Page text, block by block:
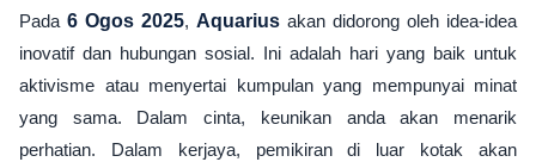
Pada 6 Ogos 2025, Aquarius akan didorong oleh idea-idea
inovatif dan hubungan sosial. Ini adalah hari yang baik untuk
aktivisme atau menyertai kumpulan yang mempunyai minat
yang sama. Dalam cinta, keunikan anda akan menarik
perhatian. Dalam kerjaya, pemikiran di luar kotak akan